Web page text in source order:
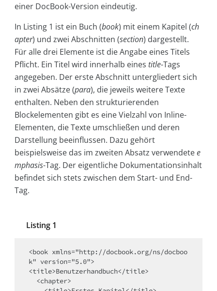
einer DocBook-Version eindeutig.
In Listing 1 ist ein Buch (book) mit einem Kapitel (ch
apter) und zwei Abschnitten (section) dargestellt.
Für alle drei Elemente ist die Angabe eines Titels
Pflicht. Ein Titel wird innerhalb eines title-Tags
angegeben. Der erste Abschnitt untergliedert sich
in zwei Absätze (para), die jeweils weitere Texte
enthalten. Neben den strukturierenden
Blockelementen gibt es eine Vielzahl von Inline-
Elementen, die Texte umschließen und deren
Darstellung beeinflussen. Dazu gehört
beispielsweise das im zweiten Absatz verwendetee
mphasis-Tag. Der eigentliche Dokumentationsinhalt
befindet sich stets zwischen dem Start- und End-
Tag.
Listing 1
<book xmlns="http://docbook.org/ns/docboo
k" version="5.0">
<title>Benutzerhandbuch</title>